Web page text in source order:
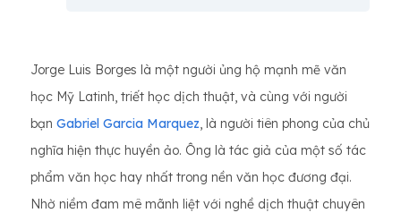
Jorge Luis Borges là một người ủng hộ mạnh mẽ văn
học Mỹ Latinh, triết học dịch thuật, và cùng với người
bạn Gabriel Garcia Marquez, là người tiên phong của chủ
nghĩa hiện thực huyền ảo. Ông là tác giả của một số tác
phẩm văn học hay nhất trong nền văn học đương đại.
Nhờ niềm đam mê mãnh liệt với nghề dịch thuật chuyên